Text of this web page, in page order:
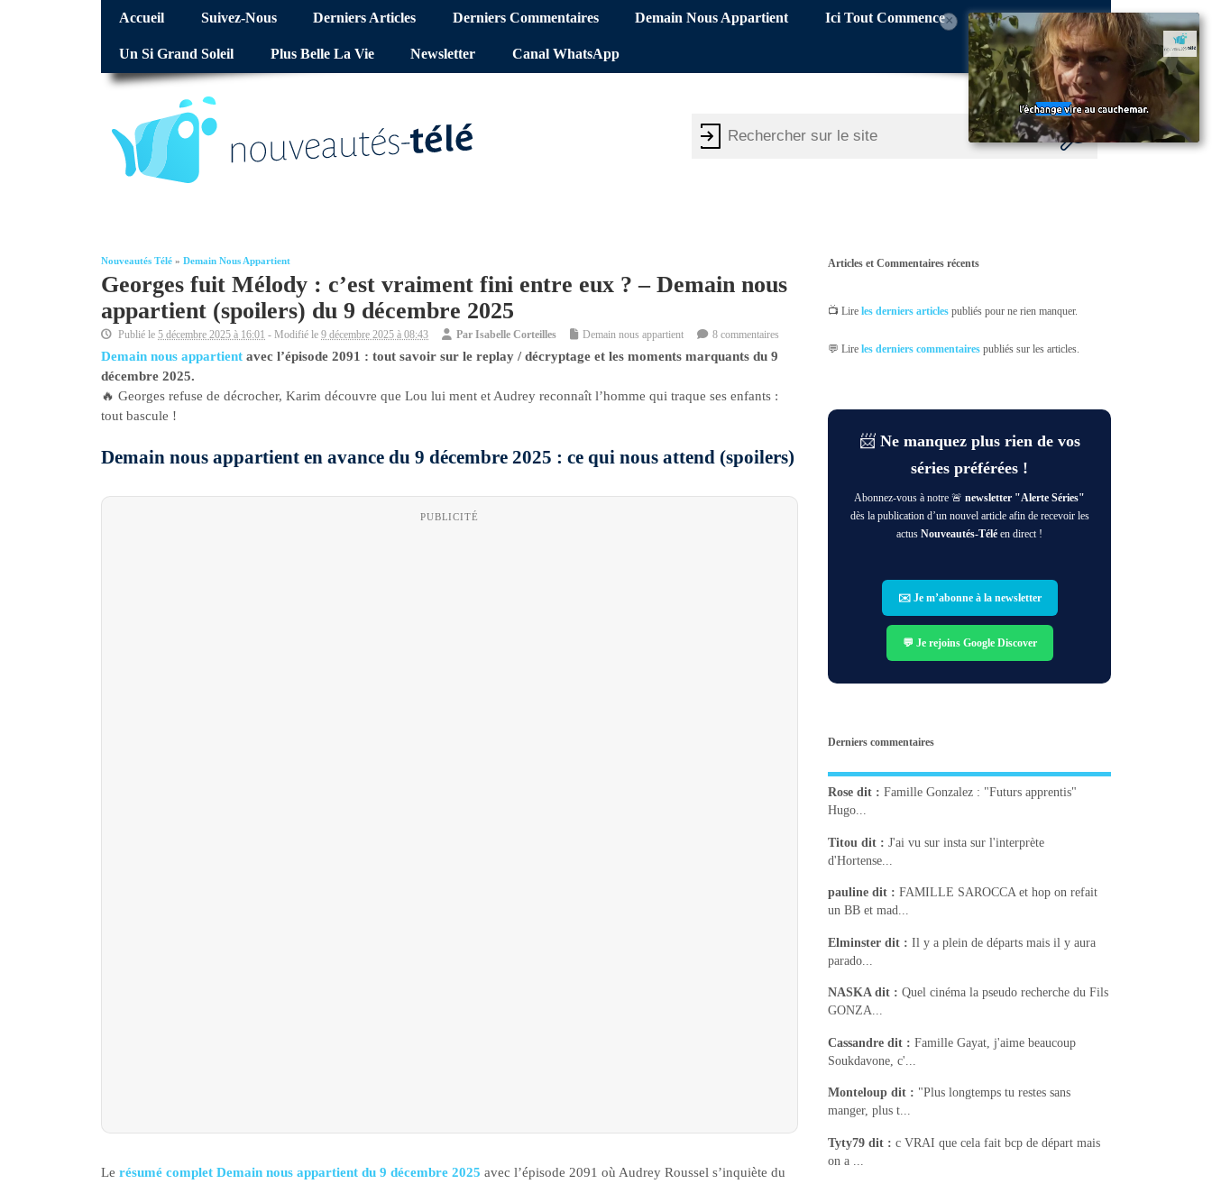
Accueil Suivez-Nous Derniers Articles Derniers Commentaires Demain Nous Appartient Ici Tout Commence
Un Si Grand Soleil Plus Belle La Vie Newsletter Canal WhatsApp
Nouveautés Télé » Demain Nous Appartient
Georges fuit Mélody : c’est vraiment fini entre eux ? – Demain nous
appartient (spoilers) du 9 décembre 2025
Publié le 5 décembre 2025 à 16:01 - Modifié le 9 décembre 2025 à 08:43 Par Isabelle Corteilles Demain nous appartient 8 commentaires
Demain nous appartient avec l’épisode 2091 : tout savoir sur le replay / décryptage et les moments marquants du 9
décembre 2025.
🔥 Georges refuse de décrocher, Karim découvre que Lou lui ment et Audrey reconnaît l’homme qui traque ses enfants :
tout bascule !
Demain nous appartient en avance du 9 décembre 2025 : ce qui nous attend (spoilers)
PUBLICITÉ
Le résumé complet Demain nous appartient du 9 décembre 2025 avec l’épisode 2091 où Audrey Roussel s’inquiète du
×
Articles et Commentaires récents
📺 Lireles derniers articles publiés pour ne rien manquer.
💬 Lireles derniers commentaires publiés sur les articles.
📨 Ne manquez plus rien de vos
séries préférées !
Abonnez-vous à notre 🚨newsletter "Alerte Séries"
dès la publication d’un nouvel article afin de recevoir les
actusNouveautés-Télé en direct !
✉️ Je m’abonne à la newsletter
💬 Je rejoins Google Discover
Derniers commentaires
Rose dit : Famille Gonzalez : "Futurs apprentis"
Hugo...
Titou dit : J'ai vu sur insta sur l'interprète
d'Hortense...
pauline dit : FAMILLE SAROCCA et hop on refait
un BB et mad...
Elminster dit : Il y a plein de départs mais il y aura
parado...
NASKAdit : Quel cinéma la pseudo recherche du Fils
GONZA...
Cassandre dit : Famille Gayat, j'aime beaucoup
Soukdavone, c'...
Monteloup dit : "Plus longtemps tu restes sans
manger, plus t...
Tyty79 dit : c VRAI que cela fait bcp de départ mais
on a ...